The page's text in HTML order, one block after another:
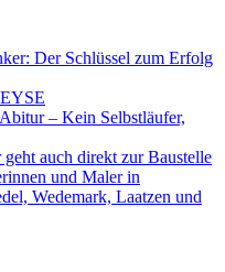
Der Schlüssel zum Erfolg
– Kein Selbstläufer,
auch direkt zur Baustelle
und Maler in
Wedemark, Laatzen und